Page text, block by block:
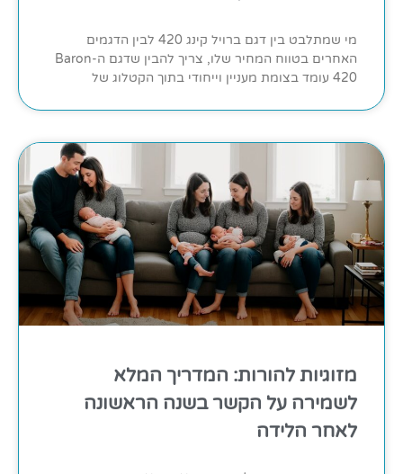
מי שמתלבט בין דגם ברויל קינג 420 לבין הדגמים
האחרים בטווח המחיר שלו, צריך להבין שדגם ה-Baron
420 עומד בצומת מעניין וייחודי בתוך הקטלוג של
מזוגיות להורות: המדריך המלא
לשמירה על הקשר בשנה הראשונה
לאחר הלידה